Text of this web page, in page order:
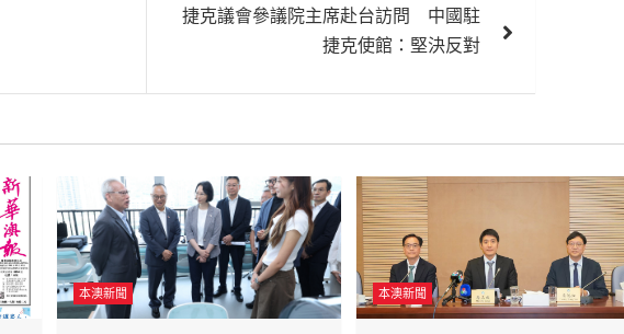
捷克議會參議院主席赴台訪問 中國駐
捷克使館：堅決反對
本澳新聞 本澳新聞